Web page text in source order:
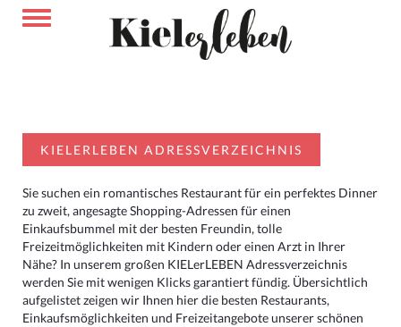
KIELERLEBEN ADRESSVERZEICHNIS
Sie suchen ein romantisches Restaurant für ein perfektes Dinner
zu zweit, angesagte Shopping-Adressen für einen
Einkaufsbummel mit der besten Freundin, tolle
Freizeitmöglichkeiten mit Kindern oder einen Arzt in Ihrer
Nähe? In unserem großen KIELerLEBEN Adressverzeichnis
werden Sie mit wenigen Klicks garantiert fündig. Übersichtlich
aufgelistet zeigen wir Ihnen hier die besten Restaurants,
Einkaufsmöglichkeiten und Freizeitangebote unserer schönen